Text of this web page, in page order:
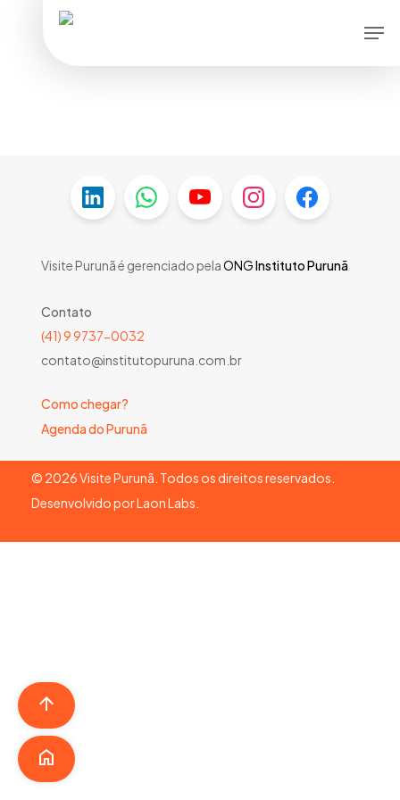
Visite Purunã é gerenciado pelaONGInstituto Purunã
Contato
(41) 9 9737-0032
contato@institutopuruna.com.br
Como chegar?
Agenda do Purunã
© 2026Visite Purunã. Todos os direitos reservados.
Desenvolvido porLaon Labs